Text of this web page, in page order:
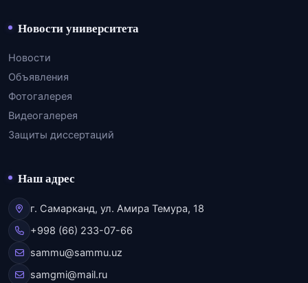
Новости университета
Новости
Объявления
Фотогалерея
Видеогалерея
Защиты диссертаций
Наш адрес
г. Самарканд, ул. Амира Темура, 18
+998 (66) 233-07-66
sammu@sammu.uz
samgmi@mail.ru